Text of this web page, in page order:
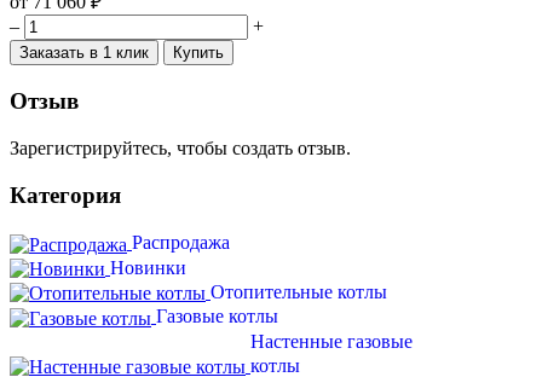
–
+
Заказать в 1 клик Купить
Отзыв
Зарегистрируйтесь, чтобы создать отзыв.
Категория
Распродажа
Новинки
Отопительные котлы
Газовые котлы
Настенные газовые
котлы